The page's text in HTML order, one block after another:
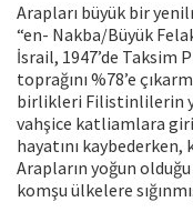
Arapları büyük bir
“en- Nakba/Büyük
İsrail, 1947’de Taksim
toprağını %78’e
birlikleri Filistinlilerin
vahşice katliamlara
hayatını
Arapların yoğun
komşu ülkelere